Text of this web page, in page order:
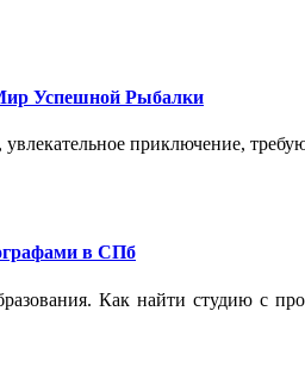
Успешной Рыбалки
приключение,
в СПб
Как найти студию с